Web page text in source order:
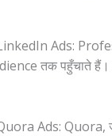
Ads:
तक पहुँचाते
Ads: Quora,